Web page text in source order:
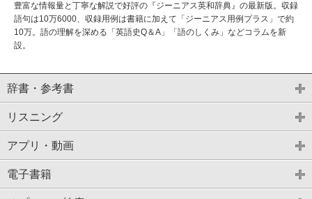
豊富な情報量と丁寧な解説で好評の『ジーニアス英和辞典』の最新版。収録
語句は10万6000、収録用例は書籍に加えて「ジーニアス用例プラス」で約
10万。語の理解を深める「英語史Q＆A」「語のしくみ」などコラムを新
設。
辞書・参考書
リスニング
アプリ・動画
電子書籍